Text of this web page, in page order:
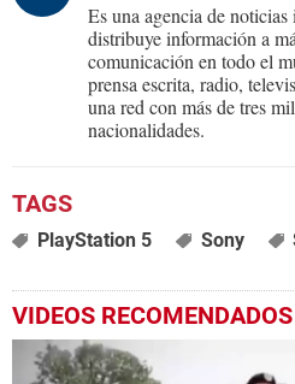
Es una agencia de
distribuye información a
comunicación en todo el
prensa escrita, radio,
una red con más de tres
nacionalidades.
PlayStation 5 Sony
VIDEOS RECOMENDADOS